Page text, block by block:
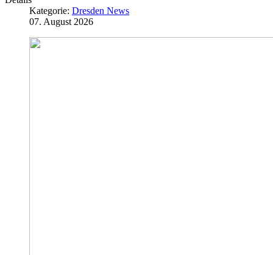
Kategorie: Dresden News
07. August 2026